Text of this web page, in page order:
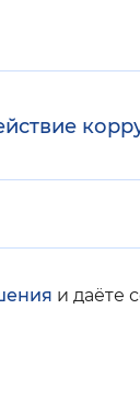
и даёте